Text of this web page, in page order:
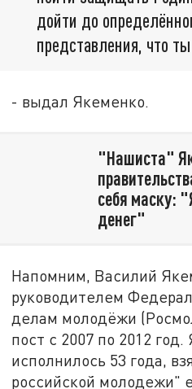
дойти до
представления, что
- выдал Якеменко.
"Нашиста"
себя маску:
денег"
Напомним, Василий
руководителем
делам молодёжи
пост с 2007 по 2012
исполнилось 53 года,
российской молодежи"